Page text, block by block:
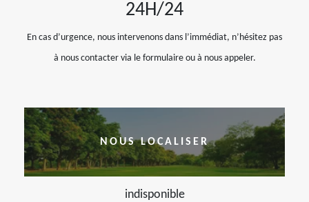
24H/24
En cas d’urgence, nous intervenons dans l’immédiat, n’hésitez pas
à nous contacter via le formulaire ou à nous appeler.
NOUS LOCALISER
indisponible